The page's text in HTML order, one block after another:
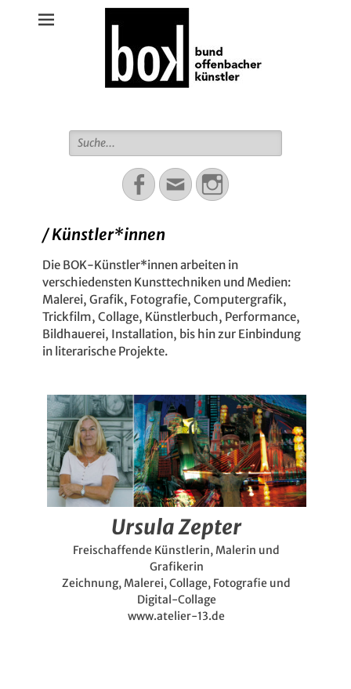
Suche
für:
Facebook
EmailInstagram
/ Künstler*innen
Die BOK-Künstler*innen arbeiten in
verschiedensten Kunsttechniken und Medien:
Malerei, Grafik, Fotografie, Computergrafik,
Trickfilm, Collage, Künstlerbuch, Performance,
Bildhauerei, Installation, bis hin zur Einbindung
in literarische Projekte.
Ursula Zepter
Freischaffende Künstlerin, Malerin und
Grafikerin
Zeichnung, Malerei, Collage, Fotografie und
Digital-Collage
www.atelier-13.de